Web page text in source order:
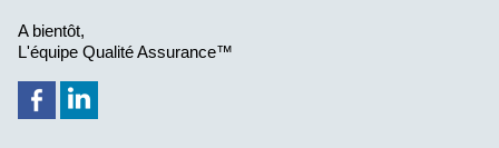
A bientôt,
L'équipe Qualité Assurance™